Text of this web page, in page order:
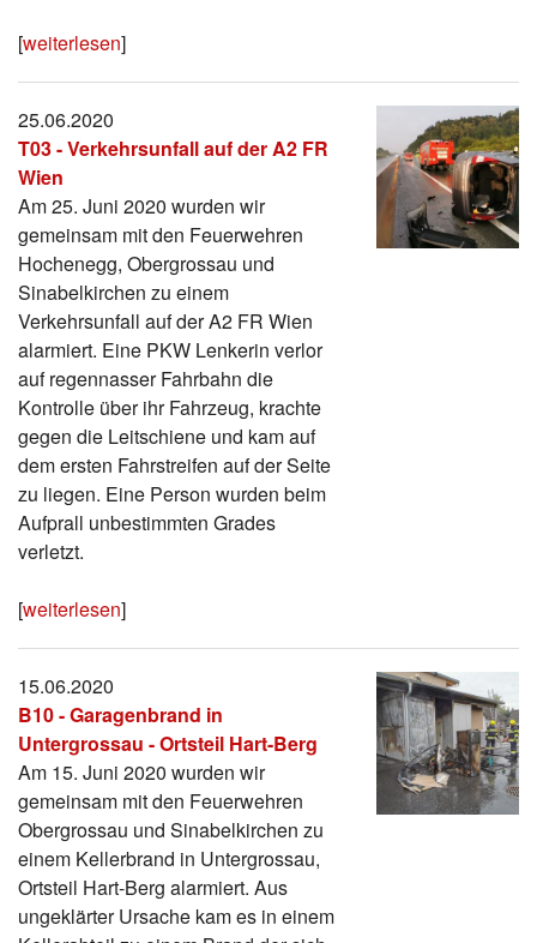
[weiterlesen]
25.06.2020
T03 - Verkehrsunfall auf der A2 FR
Wien
Am 25. Juni 2020 wurden wir
gemeinsam mit den Feuerwehren
Hochenegg, Obergrossau und
Sinabelkirchen zu einem
Verkehrsunfall auf der A2 FR Wien
alarmiert. Eine PKW Lenkerin verlor
auf regennasser Fahrbahn die
Kontrolle über ihr Fahrzeug, krachte
gegen die Leitschiene und kam auf
dem ersten Fahrstreifen auf der Seite
zu liegen. Eine Person wurden beim
Aufprall unbestimmten Grades
verletzt.
[weiterlesen]
15.06.2020
B10 - Garagenbrand in
Untergrossau - Ortsteil Hart-Berg
Am 15. Juni 2020 wurden wir
gemeinsam mit den Feuerwehren
Obergrossau und Sinabelkirchen zu
einem Kellerbrand in Untergrossau,
Ortsteil Hart-Berg alarmiert. Aus
ungeklärter Ursache kam es in einem